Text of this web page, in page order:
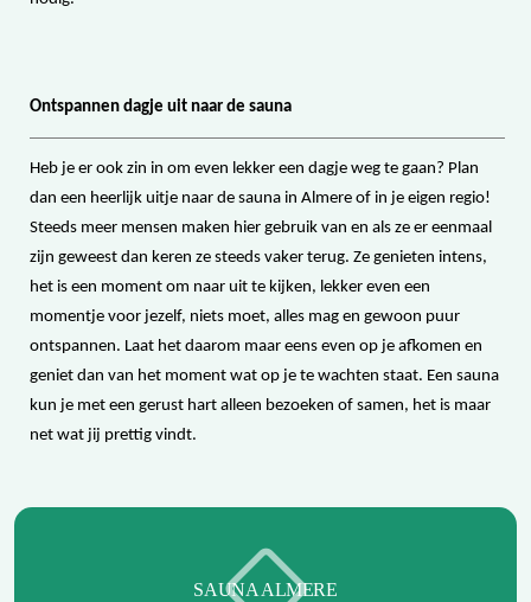
Ontspannen dagje uit naar de sauna
Heb je er ook zin in om even lekker een dagje weg te gaan? Plan
dan een heerlijk uitje naar de sauna in Almere of in je eigen regio!
Steeds meer mensen maken hier gebruik van en als ze er eenmaal
zijn geweest dan keren ze steeds vaker terug. Ze genieten intens,
het is een moment om naar uit te kijken, lekker even een
momentje voor jezelf, niets moet, alles mag en gewoon puur
ontspannen. Laat het daarom maar eens even op je afkomen en
geniet dan van het moment wat op je te wachten staat. Een sauna
kun je met een gerust hart alleen bezoeken of samen, het is maar
net wat jij prettig vindt.
SAUNA ALMERE